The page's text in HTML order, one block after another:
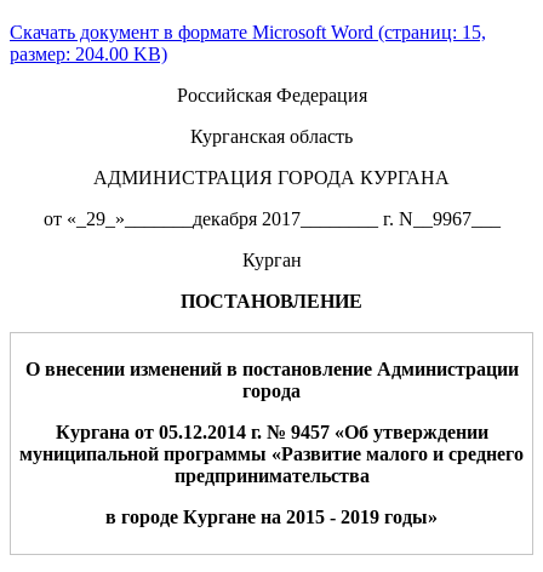
Скачать документ в формате Microsoft Word (страниц: 15,
размер: 204.00 KB)
Российская Федерация
Курганская область
АДМИНИСТРАЦИЯ ГОРОДА КУРГАНА
от «_29_»_______декабря 2017________ г. N__9967___
Курган
ПОСТАНОВЛЕНИЕ
О внесении измененийв постановление Администрации
города
Кургана от 05.12.2014 г. № 9457 «Об утверждении
муниципальной программы «Развитие малого и среднего
предпринимательства
в городе Кургане на 2015 - 2019 годы»